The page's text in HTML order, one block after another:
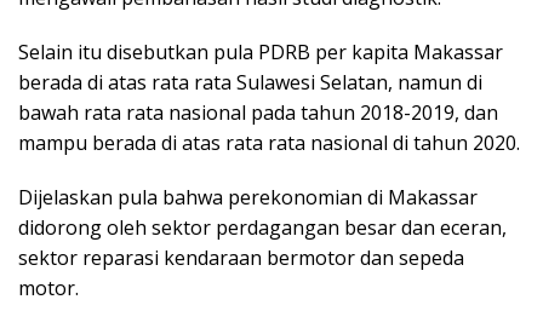
Selain itu disebutkan pula PDRB per kapita Makassar
berada di atas rata rata Sulawesi Selatan, namun di
bawah rata rata nasional pada tahun 2018-2019, dan
mampu berada di atas rata rata nasional di tahun 2020.
Dijelaskan pula bahwa perekonomian di Makassar
didorong oleh sektor perdagangan besar dan eceran,
sektor reparasi kendaraan bermotor dan sepeda
motor.